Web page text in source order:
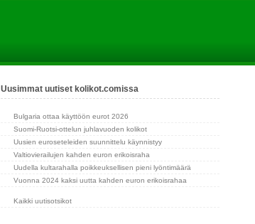
Uusimmat uutiset kolikot.comissa
Bulgaria ottaa käyttöön eurot 2026
Suomi-Ruotsi-ottelun juhlavuoden kolikot
Uusien euroseteleiden suunnittelu käynnistyy
Valtiovierailujen kahden euron erikoisraha
Uudella kultarahalla poikkeuksellisen pieni lyöntimäärä
Vuonna 2024 kaksi uutta kahden euron erikoisrahaa
Kaikki uutisotsikot